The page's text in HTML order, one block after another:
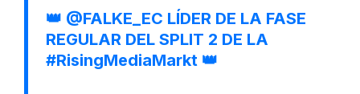
👑 @FALKE_EC LÍDER DE LA FASE
REGULAR DEL SPLIT 2 DE LA
#RisingMediaMarkt 👑